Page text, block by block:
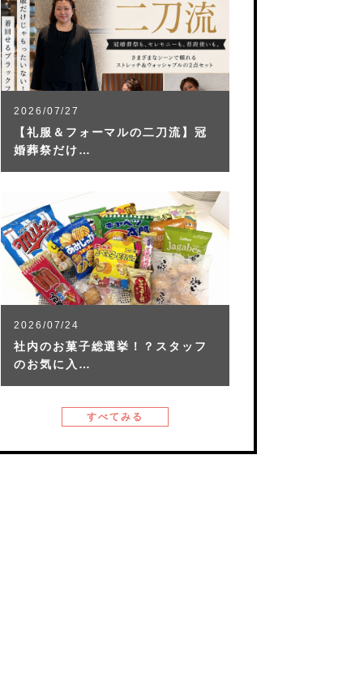
2026/07/27
【礼服＆フォーマルの二刀流】冠
婚葬祭だけ…
2026/07/24
社内のお菓子総選挙！？スタッフ
のお気に入…
すべてみる